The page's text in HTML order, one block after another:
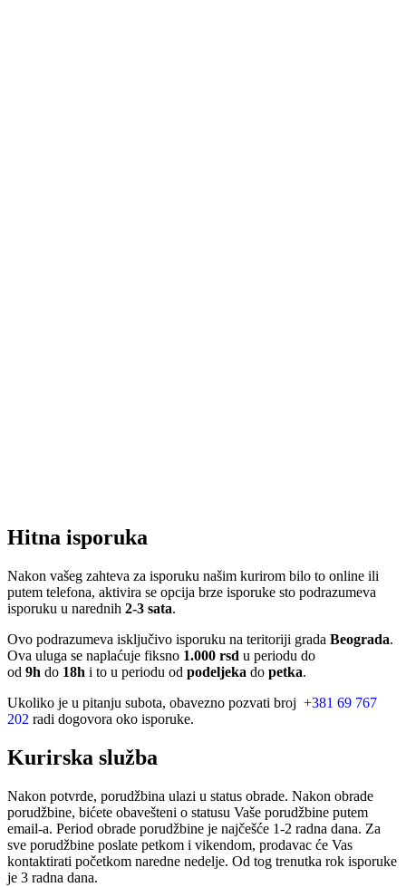
Hitna isporuka
Nakon vašeg zahteva za isporuku našim kurirom bilo to online ili
putem telefona, aktivira se opcija brze isporuke sto podrazumeva
isporuku u narednih 2-3 sata.
Ovo podrazumeva isključivo isporuku na teritoriji grada Beograda.
Ova uluga se naplaćuje fiksno 1.000 rsd u periodu do
od 9h do 18h i to u periodu od podeljeka do petka.
Ukoliko je u pitanju subota, obavezno pozvati broj +381 69 767
202 radi dogovora oko isporuke.
Kurirska služba
Nakon potvrde, porudžbina ulazi u status obrade. Nakon obrade
porudžbine, bićete obavešteni o statusu Vaše porudžbine putem
email-a. Period obrade porudžbine je najčešće 1-2 radna dana. Za
sve porudžbine poslate petkom i vikendom, prodavac će Vas
kontaktirati početkom naredne nedelje. Od tog trenutka rok isporuke
je 3 radna dana.